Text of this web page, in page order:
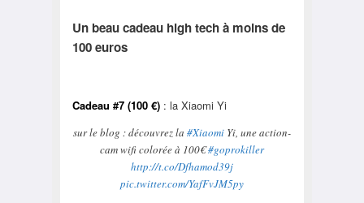
Un beau cadeau high tech à moins de
100 euros
Cadeau #7 (100 €): la Xiaomi Yi
sur le blog : découvrez la #Xiaomi Yi, une action-
cam wifi colorée à 100€#goprokiller
http://t.co/Dfhamod39j
pic.twitter.com/YafFvJM5py